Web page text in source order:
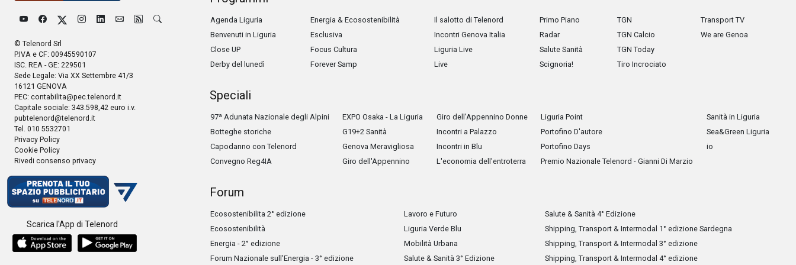
© Telenord Srl
P.IVA e CF: 00945590107
ISC. REA - GE: 229501
Sede Legale: Via XX Settembre 41/3
16121 GENOVA
PEC: contabilita@pec.telenord.it
Capitale sociale: 343.598,42 euro i.v.
pubtelenord@telenord.it
Tel. 010 5532701
Privacy Policy
Cookie Policy
Rivedi consenso privacy
Scarica l'App di Telenord
Agenda Liguria
Benvenuti in Liguria
Close UP
Derby del lunedì
Energia & Ecosostenibilità
Esclusiva
Focus Cultura
Forever Samp
Il salotto di Telenord
Incontri Genova Italia
Liguria Live
Live
Primo Piano
Radar
Salute Sanità
Scignoria!
TGN
TGN Calcio
TGN Today
Tiro Incrociato
Transport TV
We are Genoa
Speciali
97ª Adunata Nazionale degli Alpini
Botteghe storiche
Capodanno con Telenord
Convegno Reg4IA
EXPO Osaka - La Liguria
G19+2 Sanità
Genova Meravigliosa
Giro dell'Appennino
Giro dell'Appennino Donne
Incontri a Palazzo
Incontri in Blu
L'economia dell'entroterra
Liguria Point
Portofino D'autore
Portofino Days
Premio Nazionale Telenord - Gianni Di Marzio
Sanità in Liguria
Sea&Green Liguria
io
Forum
Ecosostenibilita 2° edizione
Ecosostenibilità
Energia - 2° edizione
Forum Nazionale sull’Energia - 3° edizione
Lavoro e Futuro
Liguria Verde Blu
Mobilità Urbana
Salute & Sanità 3° Edizione
Salute & Sanità 4° Edizione
Shipping, Transport & Intermodal 1° edizione Sardegna
Shipping, Transport & Intermodal 3° edizione
Shipping, Transport & Intermodal 4° edizione